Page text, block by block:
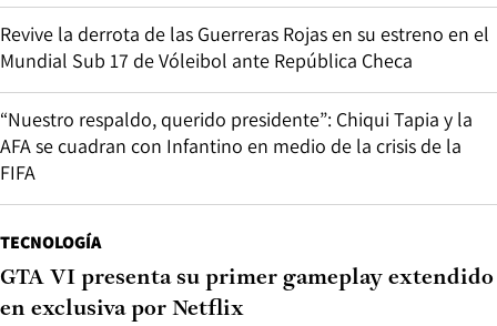
Revive la derrota de las Guerreras Rojas en su estreno en el
Mundial Sub 17 de Vóleibol ante República Checa
“Nuestro respaldo, querido presidente”: Chiqui Tapia y la
AFA se cuadran con Infantino en medio de la crisis de la
FIFA
TECNOLOGÍA
GTA VI presenta su primer gameplay extendido
en exclusiva por Netflix